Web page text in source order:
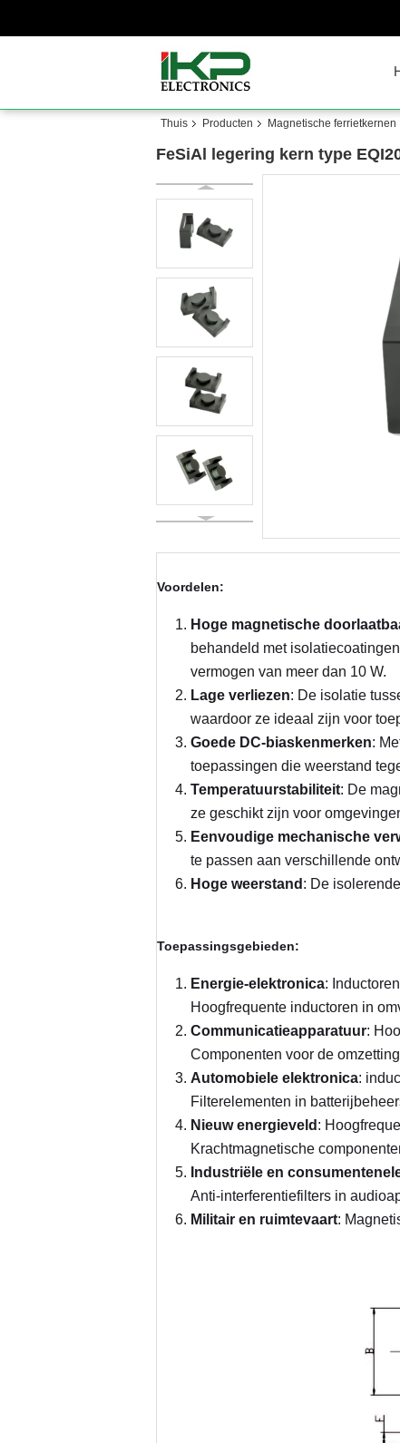
Thuis Producten Magnetische ferrietkernen
FeSiAl legering kern type
Voordelen:
Hoge magnetische
behandeld met
vermogen van meer dan 10 W.
Lage verliezen: De isolatie
waardoor ze ideaal zijn voor
Goede DC-biaskenmerken:
toepassingen die weerstand
Temperatuurstabiliteit: De
ze geschikt zijn voor
Eenvoudige mechanische
te passen aan verschillende
Hoge weerstand : De
Toepassingsgebieden:
Energie-elektronica:
Hoogfrequente inductoren in
Communicatieapparatuur:
Componenten voor de
Automobiele elektronica:
Filterelementen in
Nieuw energieveld :
Krachtmagnetische
Industriële en
Anti-interferentiefilters in
Militair en ruimtevaart: